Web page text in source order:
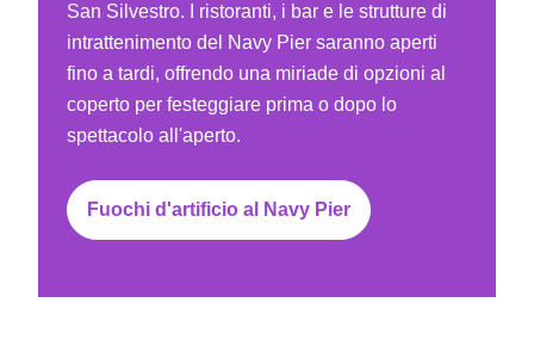
San Silvestro. I ristoranti, i bar e le strutture di
intrattenimento del Navy Pier saranno aperti
fino a tardi, offrendo una miriade di opzioni al
coperto per festeggiare prima o dopo lo
spettacolo all'aperto.
Fuochi d'artificio al Navy Pier